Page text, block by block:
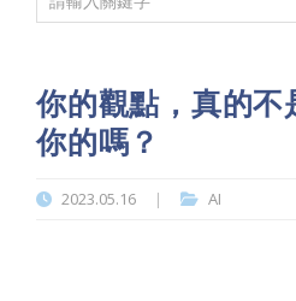
你的觀點，真的
你的嗎？
2023.05.16 | AI